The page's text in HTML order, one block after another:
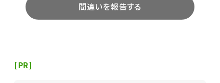
間違いを報告する
[PR]